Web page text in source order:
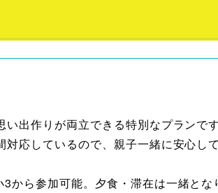
出作りが両立できる特別なプラン
応しているので、親子一緒に安心し
ら参加可能。夕食・滞在は一緒とな